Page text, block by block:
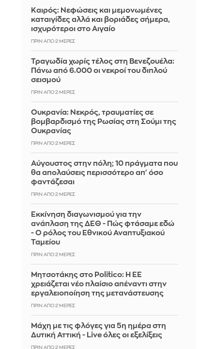
Καιρός: Νεφώσεις και μεμονωμένες
καταιγίδες αλλά και βοριάδες σήμερα,
ισχυρότεροι στο Αιγαίο
ΠΡΙΝ ΑΠΌ 2 ΜΈΡΕΣ
Τραγωδία χωρίς τέλος στη Βενεζουέλα:
Πάνω από 6.000 οι νεκροί του διπλού
σεισμού
ΠΡΙΝ ΑΠΌ 2 ΜΈΡΕΣ
Ουκρανία: Νεκρός, τραυματίες σε
βομβαρδισμό της Ρωσίας στη Σούμι της
Ουκρανίας
ΠΡΙΝ ΑΠΌ 2 ΜΈΡΕΣ
Αύγουστος στην πόλη; 10 πράγματα που
θα απολαύσεις περισσότερο απ' όσο
φαντάζεσαι
ΠΡΙΝ ΑΠΌ 2 ΜΈΡΕΣ
Εκκίνηση διαγωνισμού για την
ανάπλαση της ΔΕΘ - Πώς φτάσαμε εδώ
- O ρόλος του Εθνικού Αναπτυξιακού
Ταμείου
ΠΡΙΝ ΑΠΌ 2 ΜΈΡΕΣ
Μητσοτάκης στο Politico: Η ΕΕ
χρειάζεται νέο πλαίσιο απέναντι στην
εργαλειοποίηση της μετανάστευσης
ΠΡΙΝ ΑΠΌ 2 ΜΈΡΕΣ
Μάχη με τις φλόγες για 5η ημέρα στη
Δυτική Αττική - Live όλες οι εξελίξεις
ΠΡΙΝ ΑΠΌ 2 ΜΈΡΕΣ